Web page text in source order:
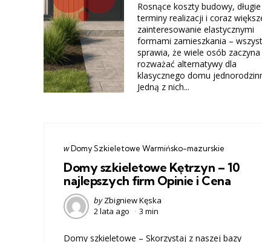
Rosnące koszty budowy, długie
terminy realizacji i coraz
zainteresowanie elastycznymi
formami zamieszkania –
sprawia, że wiele osób zaczyna
rozważać alternatywy dla
klasycznego domu
Jedną z nich...
Categories
post
wDomy Szkieletowe Warmińsko-mazurskie
Domy szkieletowe Kętrzyn – 10
najlepszych firm Opinie i Cena
Posted
by
by Zbigniew Kęska
2 lata ago
3 min
Domy szkieletowe – Skorzystaj z naszej bazy